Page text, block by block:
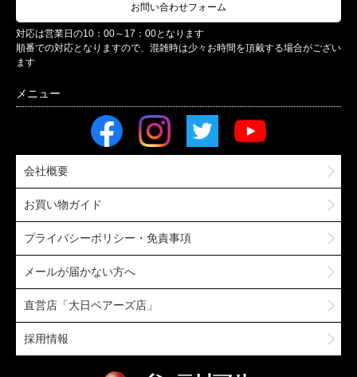
お問い合わせフォーム
対応は営業日の10：00～17：00となります
順番での対応となりますので、混雑時は少々お時間を頂戴する場合がござい
ます
会社概要
お買い物ガイド
プライバシーポリシー・免責事項
メールが届かない方へ
直営店「大日ベアーズ店」
採用情報